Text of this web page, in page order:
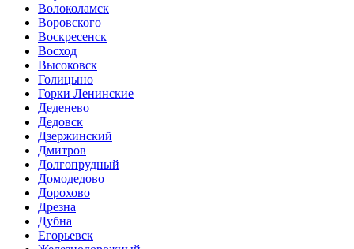
Волоколамск
Воровского
Воскресенск
Восход
Высоковск
Голицыно
Горки Ленинские
Деденево
Дедовск
Дзержинский
Дмитров
Долгопрудный
Домодедово
Дорохово
Дрезна
Дубна
Егорьевск